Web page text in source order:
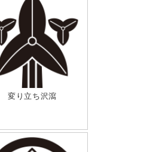
変り立ち沢瀉